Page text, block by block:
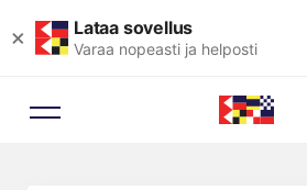
× Lataa sovellus
Varaa nopeasti ja helposti